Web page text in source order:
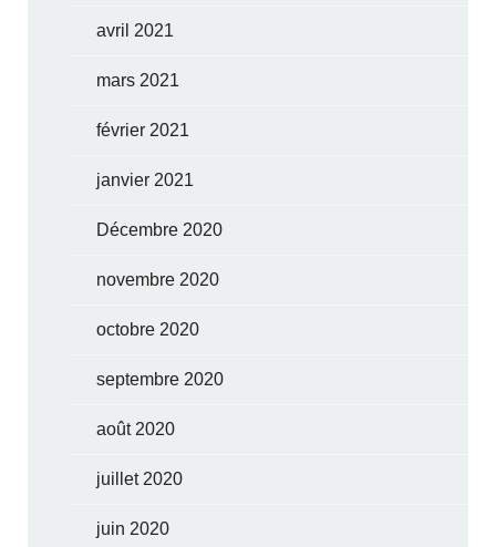
avril 2021
mars 2021
février 2021
janvier 2021
Décembre 2020
novembre 2020
octobre 2020
septembre 2020
août 2020
juillet 2020
juin 2020